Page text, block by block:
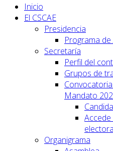
Inicio
El CSCAE
Presidencia
Programa
Secretaría
Perfil del
Grupos de
Mandato
Organigrama